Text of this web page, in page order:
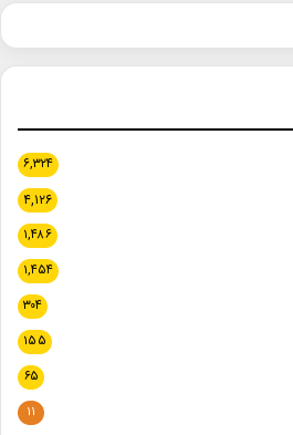
۶,۳۲۴
۴,۱۲۶
۱,۴۸۶
۱,۴۵۴
۳۰۴
۱۵۵
۶۵
۱۱